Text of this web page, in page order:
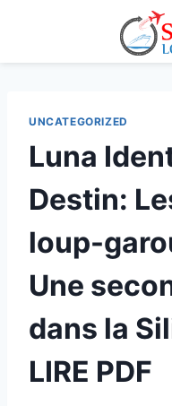
UNCATEGORIZED
Luna
Destin:
loup-
Une
dans la
LIRE PDF